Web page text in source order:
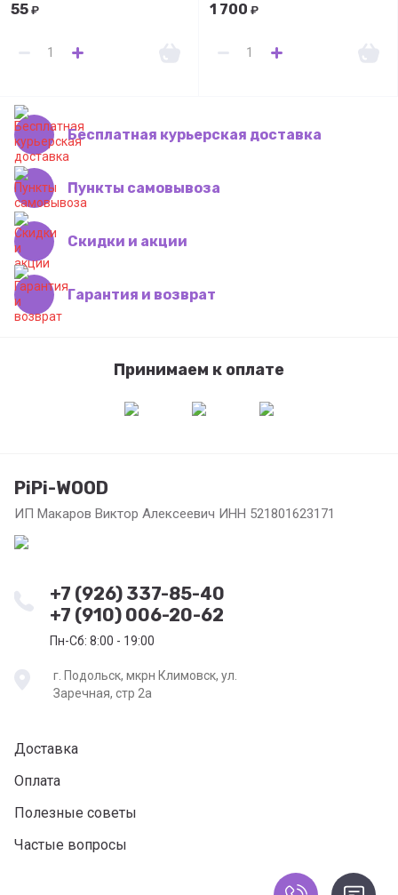
55 ₽ 1 700 ₽
Бесплатная курьерская доставка
Пункты самовывоза
Скидки и акции
Гарантия и возврат
Принимаем к оплате
PiPi-WOOD
ИП Макаров Виктор Алексеевич ИНН 521801623171
+7 (926) 337-85-40
+7 (910) 006-20-62
Пн-Сб: 8:00 - 19:00
г. Подольск, мкрн Климовск, ул.
Заречная, стр 2а
Доставка
Оплата
Полезные советы
Частые вопросы